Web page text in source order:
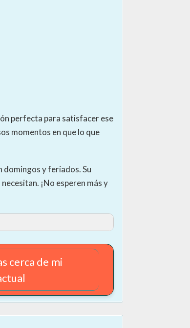
perfecta para satisfacer ese
momentos en que lo que
domingos y feriados. Su
¡No esperen más y
cerca de mi